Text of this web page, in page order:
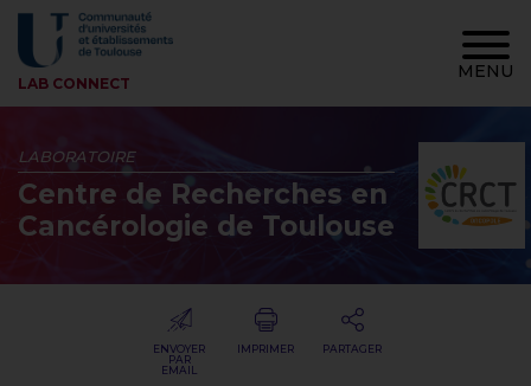
LAB CONNECT
MENU
LABORATOIRE
Centre de Recherches en
Cancérologie de Toulouse
ENVOYER
PAR
EMAIL
IMPRIMER PARTAGER